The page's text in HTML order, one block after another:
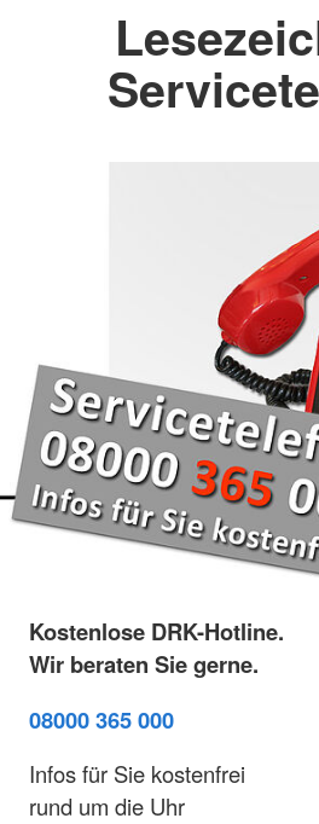
Kostenlose DRK-Hotline.
Wir beraten Sie gerne.
08000 365 000
Infos für Sie kostenfrei
rund um die Uhr